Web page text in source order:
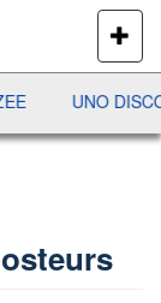
PLUS
DE
JEUX
UNO DISCO